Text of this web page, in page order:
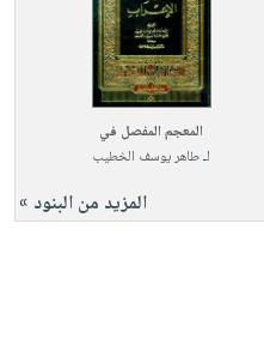
المعجم المفصل في
لـطاهر يوسف الخطيب
المزيد من البنود »